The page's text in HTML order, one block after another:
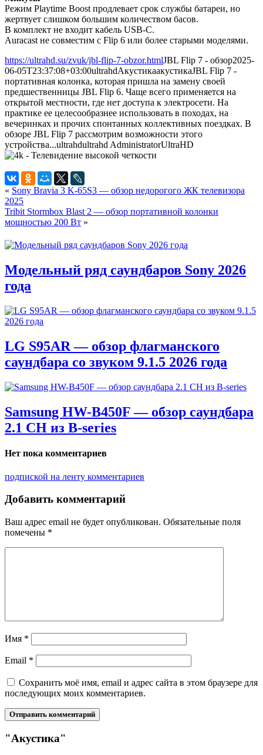
Режим Playtime Boost продлевает срок службы батареи, но
жертвует слишком большим количеством басов.
В комплект не входит кабель USB-C.
Auracast не совместим с Flip 6 или более старыми моделями.
https://ultrahd.su/zvuk/jbl-flip-7-obzor.htmlJBL Flip 7 - обзор2025-
06-05T23:37:08+03:00ultrahdАкустикаакустикаJBL Flip 7 -
портативная колонка, которая пришла на замену своей
предшественницы JBL Flip 6. Чаще всего применяется на
открытой местности, где нет доступа к электросети. На
практике ее целесообразнее использовать в походах, на
вечеринках и прочих спонтанных коллективных поездках. В
обзоре JBL Flip 7 рассмотрим возможности этого
устройства...ultrahdultrahd AdministratorUltraHD
« Sony Bravia 3 K-65S3 — обзор недорогого ЖК телевизора
2025
Tribit Stormbox Blast 2 — обзор портативной колонки
мощностью 200 Вт »
Модельный ряд саундбаров Sony 2026
года
LG S95AR — обзор флагманского
саундбара со звуком 9.1.5 2026 года
Samsung HW-B450F — обзор саундбара
2.1 CH из B-series
Нет пока комментариев
подпиской на ленту комментариев
Добавить комментарий
Ваш адрес email не будет опубликован. Обязательные поля
помечены *
Имя *
Email *
Сохранить моё имя, email и адрес сайта в этом браузере для
последующих моих комментариев.
"Акустика"